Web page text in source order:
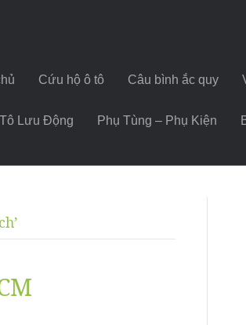
Cứu hộ ô tô Câu bình ắc quy
Lưu Động Phụ Tùng – Phụ Kiện